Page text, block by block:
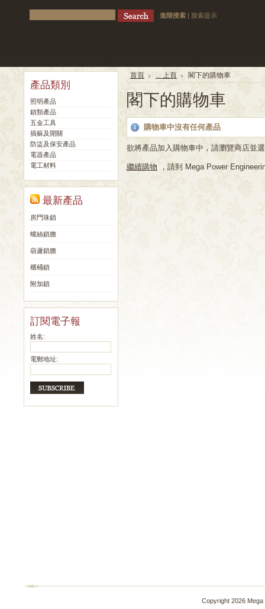
進階搜索 | 搜索提示
產品類別
照明產品
鎖類產品
五金工具
插蘇及開關
防盜及保安產品
電器產品
電工材料
最新產品
房門珠鎖
螺絲鎖膽
葫蘆鎖膽
櫃桶鎖
附加鎖
訂閱電子報
姓名:
電郵地址:
首頁 ... 上頁 閣下的購物車
閣下的購物車
購物車中沒有任何產品
欲將產品加入購物車中，請瀏覽商店並
繼續購物 ，請到 Mega Power
Copyright 2026